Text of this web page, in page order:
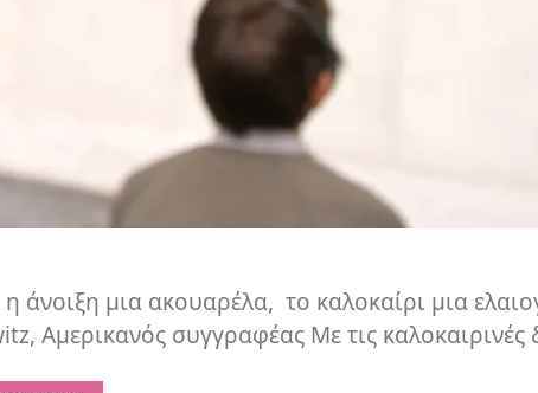
άνοιξη μια ακουαρέλα, το καλοκαίρι μια
Αμερικανός συγγραφέας Με τις καλοκαιρινές